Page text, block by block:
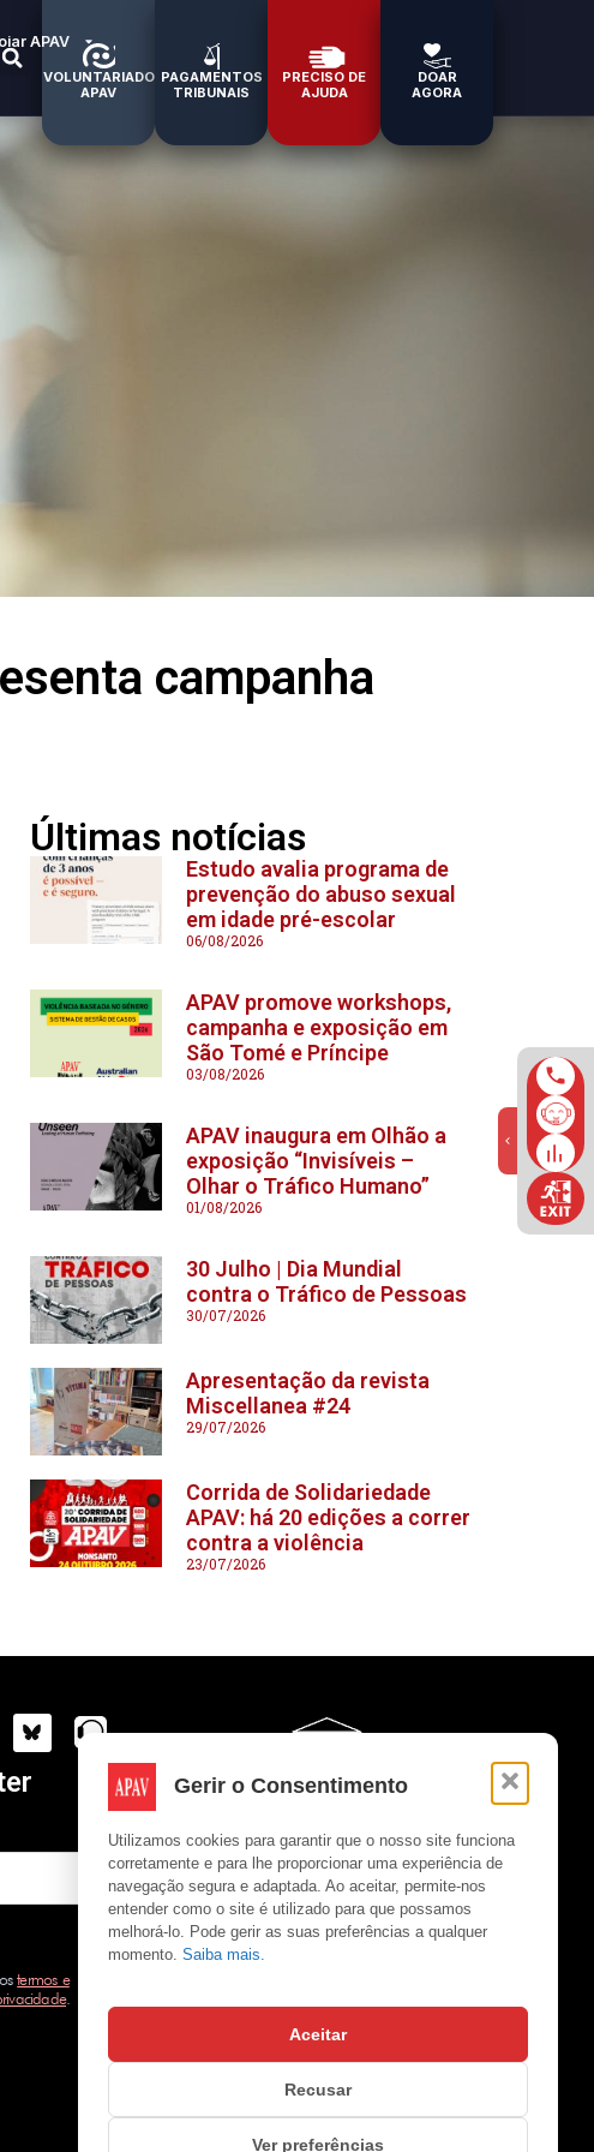
Gerir o Consentimento
Utilizamos cookies para garantir que o nosso site funciona
corretamente e para lhe proporcionar uma experiência de
navegação segura e adaptada. Ao aceitar, permite-nos
entender como o site é utilizado para que possamos
melhorá-lo. Pode gerir as suas preferências a qualquer
momento. Saiba mais.
Aceitar
Recusar
Ver preferências
APAV
VOLUNTARIADO
APAV
PAGAMENTOS
TRIBUNAIS
PRECISO DE
AJUDA
DOAR
AGORA
campanha
Últimas notícias
Estudo avalia programa de
prevenção do abuso sexual
em idade pré-escolar
06/08/2026
APAV promove workshops,
campanha e exposição em
São Tomé e Príncipe
03/08/2026
APAV inaugura em Olhão a
exposição “Invisíveis –
Olhar o Tráfico Humano”
01/08/2026
30 Julho | Dia Mundial
contra o Tráfico de Pessoas
30/07/2026
Apresentação da revista
Miscellanea #24
29/07/2026
Corrida de Solidariedade
APAV: há 20 edições a correr
contra a violência
23/07/2026
termos e
.
Copyright © APAV 2026